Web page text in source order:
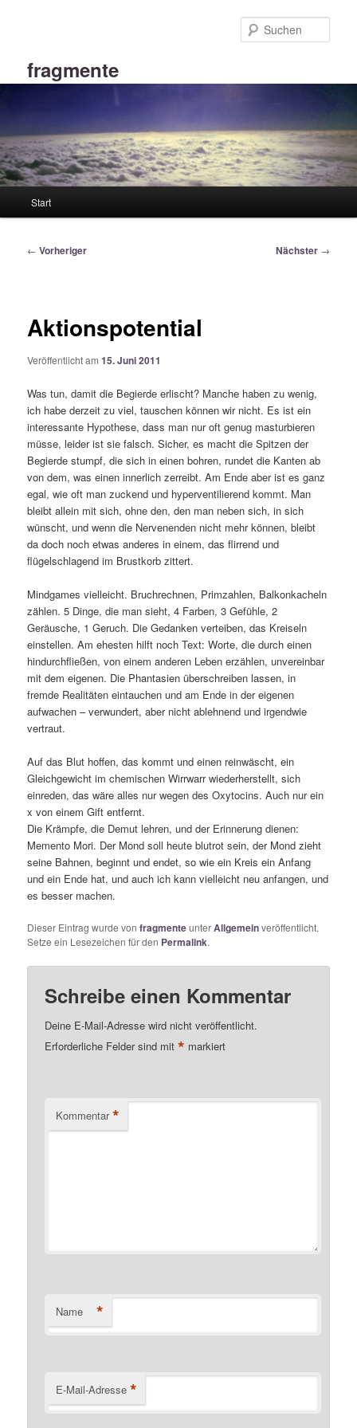
fragmente
Start
Beitragsnavigation
← Vorheriger Nächster →
Aktionspotential
Veröffentlicht am15. Juni 2011
Was tun, damit die Begierde erlischt? Manche haben zu wenig,
ich habe derzeit zu viel, tauschen können wir nicht. Es ist ein
interessante Hypothese, dass man nur oft genug masturbieren
müsse, leider ist sie falsch. Sicher, es macht die Spitzen der
Begierde stumpf, die sich in einen bohren, rundet die Kanten ab
von dem, was einen innerlich zerreibt. Am Ende aber ist es ganz
egal, wie oft man zuckend und hyperventilierend kommt. Man
bleibt allein mit sich, ohne den, den man neben sich, in sich
wünscht, und wenn die Nervenenden nicht mehr können, bleibt
da doch noch etwas anderes in einem, das flirrend und
flügelschlagend im Brustkorb zittert.
Mindgames vielleicht. Bruchrechnen, Primzahlen, Balkonkacheln
zählen. 5 Dinge, die man sieht, 4 Farben, 3 Gefühle, 2
Geräusche, 1 Geruch. Die Gedanken verteiben, das Kreiseln
einstellen. Am ehesten hilft noch Text: Worte, die durch einen
hindurchfließen, von einem anderen Leben erzählen, unvereinbar
mit dem eigenen. Die Phantasien überschreiben lassen, in
fremde Realitäten eintauchen und am Ende in der eigenen
aufwachen – verwundert, aber nicht ablehnend und irgendwie
vertraut.
Auf das Blut hoffen, das kommt und einen reinwäscht, ein
Gleichgewicht im chemischen Wirrwarr wiederherstellt, sich
einreden, das wäre alles nur wegen des Oxytocins. Auch nur ein
x von einem Gift entfernt.
Die Krämpfe, die Demut lehren, und der Erinnerung dienen:
Memento Mori. Der Mond soll heute blutrot sein, der Mond zieht
seine Bahnen, beginnt und endet, so wie ein Kreis ein Anfang
und ein Ende hat, und auch ich kann vielleicht neu anfangen, und
es besser machen.
Dieser Eintrag wurde vonfragmenteunterAllgemeinveröffentlicht.
Setze ein Lesezeichen für den Permalink.
Schreibe einen Kommentar
Deine E-Mail-Adresse wird nicht veröffentlicht.
Erforderliche Felder sind mit* markiert
Kommentar *
Name *
E-Mail-Adresse *